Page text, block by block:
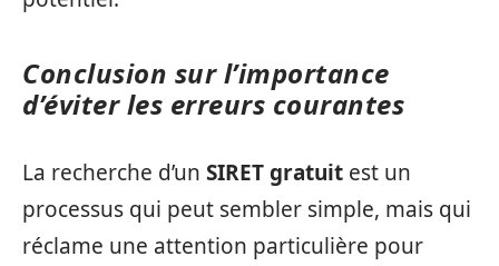
Conclusion sur l’importance
d’éviter les erreurs courantes
La recherche d’un SIRET gratuit est un
processus qui peut sembler simple, mais qui
réclame une attention particulière pour